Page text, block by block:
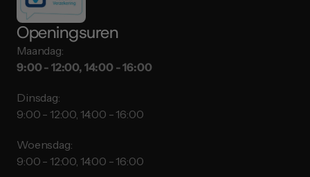
Openingsuren
Maandag:
9:00 - 12:00, 14:00 - 16:00
Dinsdag:
9:00 - 12:00, 14:00 - 16:00
Woensdag:
9:00 - 12:00, 14:00 - 16:00